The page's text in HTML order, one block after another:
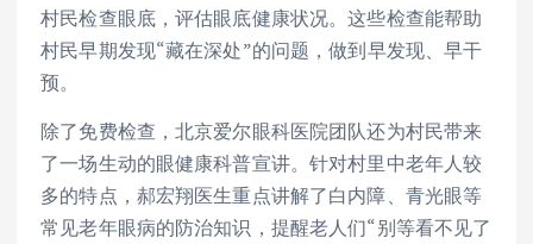
村民检查眼底，评估眼底健康状况。这些检查能帮助
村民早期发现“藏在深处”的问题，做到早发现、早干
预。
除了免费检查，北京爱尔眼科医院团队还为村民带来
了一场生动的眼健康科普宣讲。针对村里中老年人较
多的特点，郝宏翔医生重点讲解了白内障、青光眼等
常见老年眼病的防治知识，提醒老人们“别等看不见了